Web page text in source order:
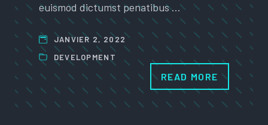
euismod dictumst penatibus …
JANVIER 2, 2022
DEVELOPMENT
READ MORE